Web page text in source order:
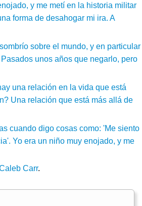
y me metí en la historia militar
forma de desahogar mi ira. A
sobre el mundo, y en particular
​​unos años que negarlo, pero
una relación en la vida que está
Una relación que está más allá de
cuando digo cosas como: 'Me siento
Yo era un niño muy enojado, y me
Carr.